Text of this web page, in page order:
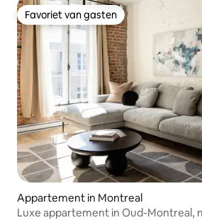
Favoriet van gasten
Favoriet van gasten
Appartement in Montreal
Luxe appartement in Oud-Montreal,